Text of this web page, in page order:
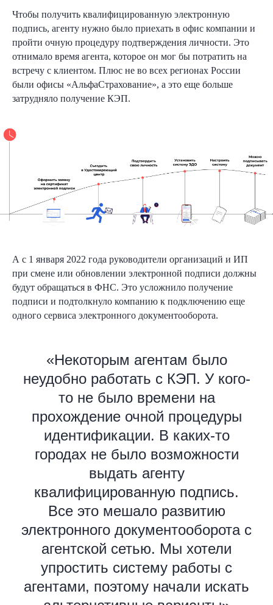
Чтобы получить квалифицированную электронную
подпись, агенту нужно было приехать в офис компании и
пройти очную процедуру подтверждения личности. Это
отнимало время агента, которое он мог бы потратить на
встречу с клиентом. Плюс не во всех регионах России
были офисы «АльфаСтрахование», а это еще больше
затрудняло получение КЭП.
А с 1 января 2022 года руководители организаций и ИП
при смене или обновлении электронной подписи должны
будут обращаться в ФНС. Это усложнило получение
подписи и подтолкнуло компанию к подключению еще
одного сервиса электронного документооборота.
«Некоторым агентам было
неудобно работать с КЭП. У кого-
то не было времени на
прохождение очной процедуры
идентификации. В каких-то
городах не было возможности
выдать агенту
квалифицированную подпись.
Все это мешало развитию
электронного документооборота с
агентской сетью. Мы хотели
упростить систему работы с
агентами, поэтому начали искать